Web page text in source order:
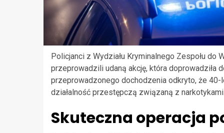
Policjanci z Wydziału Kryminalnego Zespołu
przeprowadzili udaną akcję, która doprowadziła
przeprowadzonego dochodzenia odkryto, że
działalność przestępczą związaną z
Skuteczna operacja